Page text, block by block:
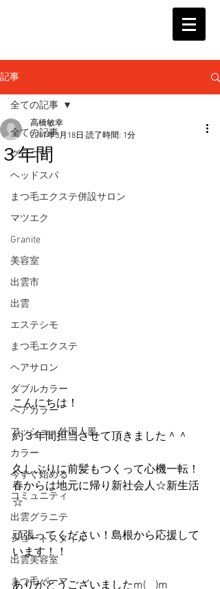
記事
全ての記事
グラニテ
ヘッドスパ
まつ毛エクステ併設サロン
マツエク
Granite
美容室
出雲市
出雲
エステシモ
まつ毛エクステ
ヘアサロン
ダブルカラー
ヘアカラー
アッシュ、外国人風
カラー
今すぐ始める
コミュニティ
出雲グラニテ
ショートスタイル
出雲美容室
まつ毛パーマ
全ての記事
３年間
高橋敏幸
2017年3月18日 読了時間: 1分
こんにちは！
約３年間担当させて頂きました＾＾
久しぶりに前髪もつくって心機一転！
春からは地元に帰り新社会人☆新生活
☆
頑張ってください！島根から応援して
います！！
ありがとうございましたm(__)m